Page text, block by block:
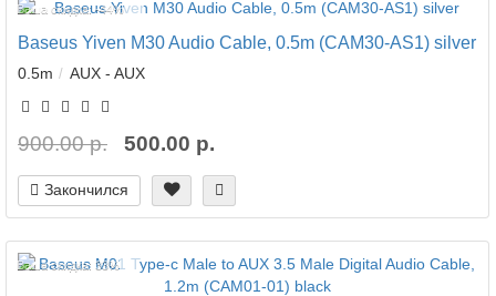
Ваша скидка: -44%
Baseus Yiven M30 Audio Cable, 0.5m (CAM30-AS1) silver
0.5m AUX - AUX
900.00 р. 500.00 р.
Закончился
Ваша скидка: 33%